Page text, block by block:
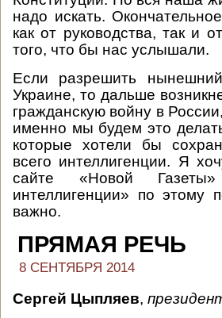
надо искать.
как от руководства, так и
того, что бы нас услышали.
Если разрешить
Украине, то дальше
гражданскую войну в
именно мы будем это
которые хотели бы
всего интеллигенции. Я
сайте «Новой
интеллигенции» по этому
важно.
ПРЯМАЯ РЕЧЬ
8 СЕНТЯБРЯ 2014
Сергей Цыпляев,